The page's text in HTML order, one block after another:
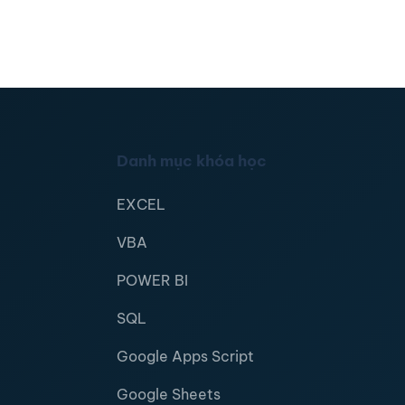
Danh mục khóa học
EXCEL
VBA
POWER BI
SQL
Google Apps Script
Google Sheets